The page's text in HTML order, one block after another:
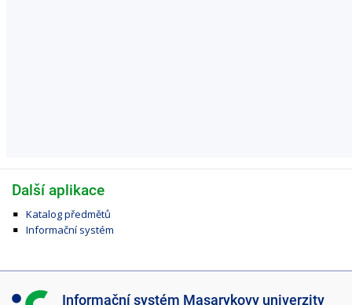
Další aplikace
Katalog předmětů
Informační systém
I Informační systém Masarykovy univerzity